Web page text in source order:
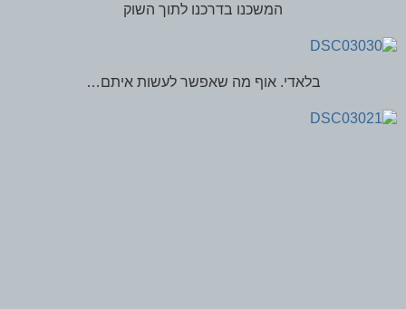
המשכנו בדרכנו לתוך השוק
בלאדי. אוף מה שאפשר לעשות איתם…